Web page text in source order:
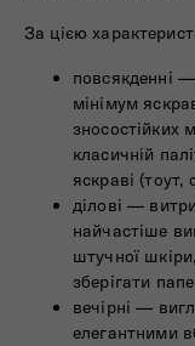
За цією
повсякденні
мінімум
зносостійких
класичній
яскраві
ділові —
найчастіше
штучної
зберігати
вечірні —
елегантними